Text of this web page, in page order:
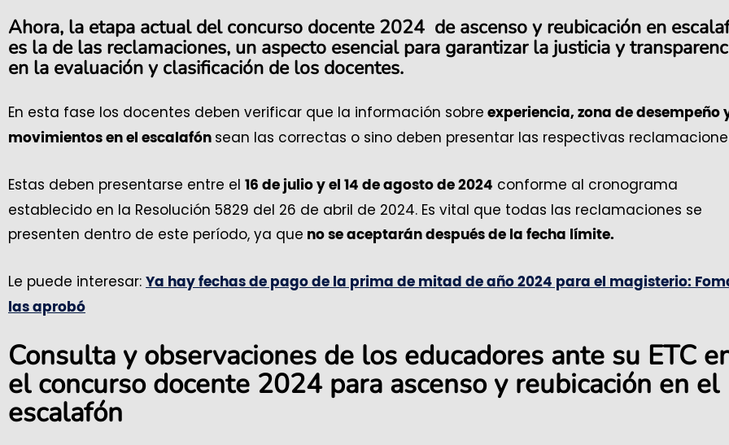
Ahora, la etapa actual del concurso docente 2024 de ascenso y reubicación en
es la de las reclamaciones, un aspecto esencial para garantizar la justicia y
en la evaluación y clasificación de los docentes.
En esta fase los docentes deben verificar que la información sobre experiencia, zona de desempeño
movimientos en el escalafón sean las correctas o sino deben presentar las respectivas
Estas deben presentarse entre el 16 de julio y el 14 de agosto de 2024 conforme al cronograma
establecido en la Resolución 5829 del 26 de abril de 2024. Es vital que todas las reclamaciones se
presenten dentro de este período, ya que no se aceptarán después de la fecha límite.
Le puede interesar: Ya hay fechas de pago de la prima de mitad de año 2024 para el magisterio:
las aprobó
Consulta y observaciones de los educadores ante su ETC
el concurso docente 2024 para ascenso y reubicación en el
escalafón